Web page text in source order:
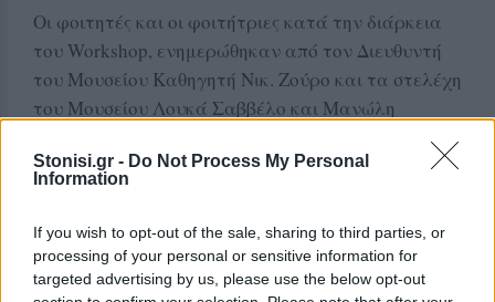
Stonisi.gr - Do Not Process My Personal
Information
If you wish to opt-out of the sale, sharing to third parties, or
processing of your personal or sensitive information for
targeted advertising by us, please use the below opt-out
Οι φοιτητές και οι φοιτήτριες κατά την διάρκεια
του Workshop, ενημερώθηκαν από τον Διευθυντή
του Μουσείου Καθηγητή Νικ. Ζούρο και τα στελέχη
του Μουσείου Λουκά Σαββέλο και Μανώλη
χώρους του Μουσείου αλλά και στα υπαίθρια
ενημερώθηκαν σχετικά με σημασία και τη
μοναδικότητα του απαράμιλλου αυτού μνημείου
της φύσης, που αποτελεί το σημαντικότερο